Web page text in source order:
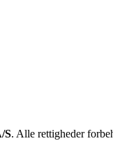
S. Alle rettigheder